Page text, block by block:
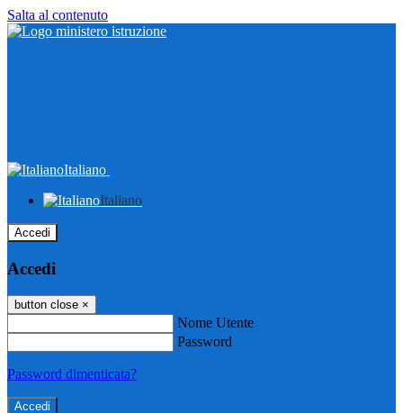
Salta al contenuto
Italiano
Italiano
Accedi
Accedi
button close ×
Nome Utente
Password
Password dimenticata?